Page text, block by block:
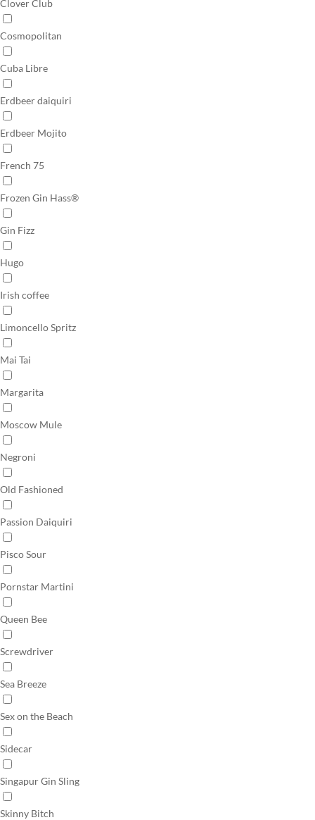
Clover Club
Cosmopolitan
Cuba Libre
Erdbeer daiquiri
Erdbeer Mojito
French 75
Frozen Gin Hass®
Gin Fizz
Hugo
Irish coffee
Limoncello Spritz
Mai Tai
Margarita
Moscow Mule
Negroni
Old Fashioned
Passion Daiquiri
Pisco Sour
Pornstar Martini
Queen Bee
Screwdriver
Sea Breeze
Sex on the Beach
Sidecar
Singapur Gin Sling
Skinny Bitch